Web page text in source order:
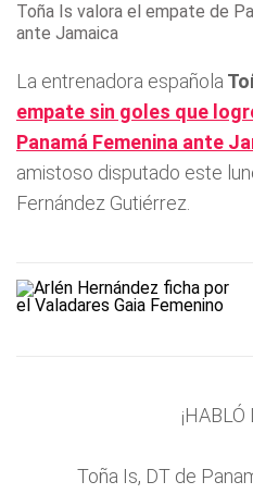
Toña Is valora el empate de
ante Jamaica
La entrenadora española
empate sin goles que
Panamá Femenina ante
amistoso disputado este
Fernández Gutiérrez.
Toña Is, DT de